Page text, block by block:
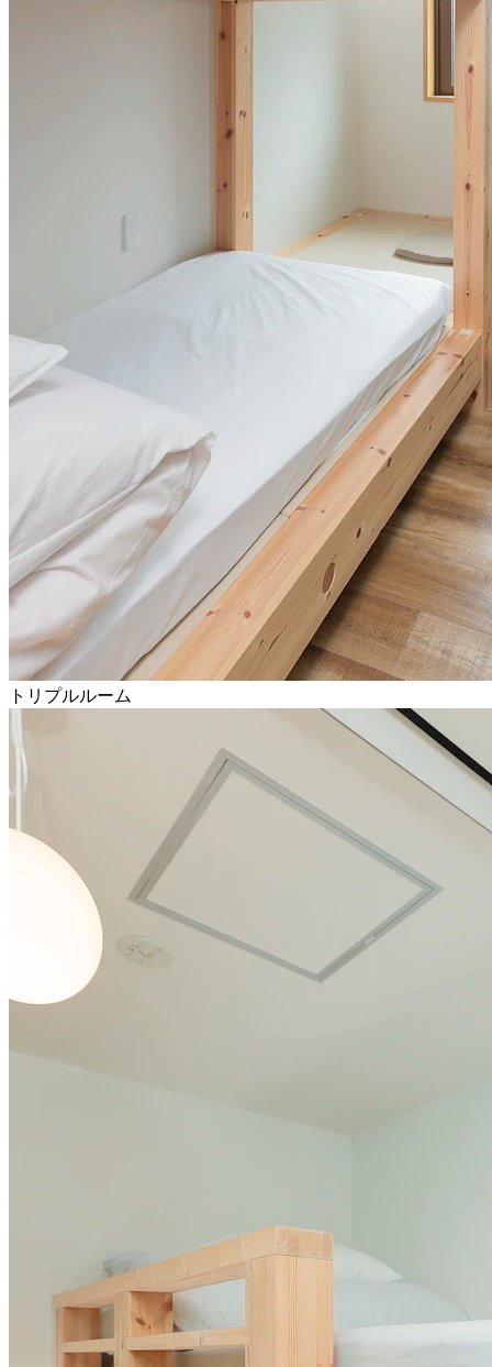
トリプルルーム